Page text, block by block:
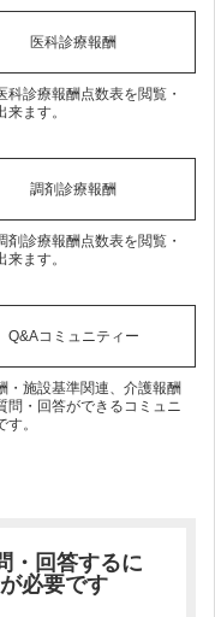
医科診療報酬
科診療報酬点数表を閲覧・
来ます。
調剤診療報酬
剤診療報酬点数表を閲覧・
来ます。
Q&Aコミュニティー
・施設基準関連、介護報酬
問・回答ができるコミュニ
す。
・回答するに
が必要です